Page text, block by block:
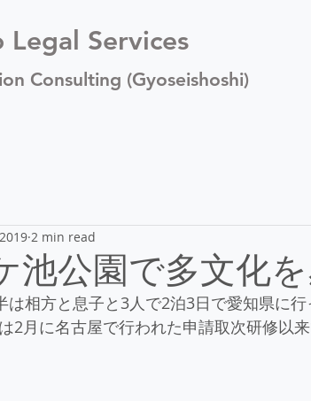
Legal Services
Consulting (Gyoseishoshi)
池公園で多文化
2 min read
は相方と息子と3人で2泊3日で愛知県に行
2月に名古屋で行われた申請取次研修以来